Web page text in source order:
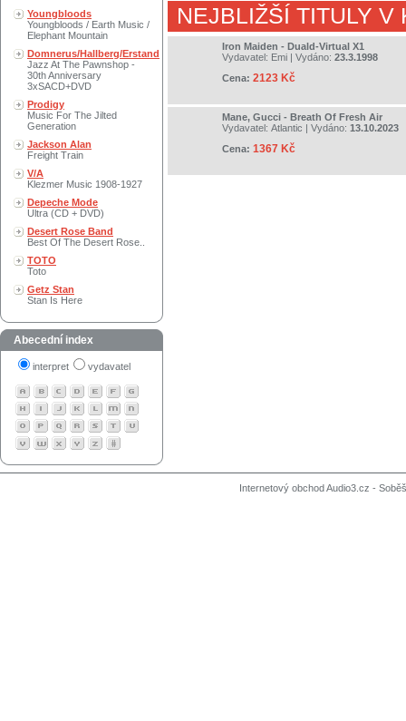
Youngbloods
Youngbloods / Earth Music /
Elephant Mountain
Domnerus/Hallberg/Erstand
Jazz At The Pawnshop -
30th Anniversary
3xSACD+DVD
Prodigy
Music For The Jilted
Generation
Jackson Alan
Freight Train
V/A
Klezmer Music 1908-1927
Depeche Mode
Ultra (CD + DVD)
Desert Rose Band
Best Of The Desert Rose..
TOTO
Toto
Getz Stan
Stan Is Here
Abecední index
interpret vydavatel
NEJBLIŽŠÍ TITULY V
Iron Maiden - Duald-Virtual X1
Vydavatel: Emi | Vydáno: 23.3.1998
Cena: 2123 Kč
Mane, Gucci - Breath Of Fresh Air
Vydavatel: Atlantic | Vydáno: 13.10.2023
Cena: 1367 Kč
Internetový obchod Audio3.cz -